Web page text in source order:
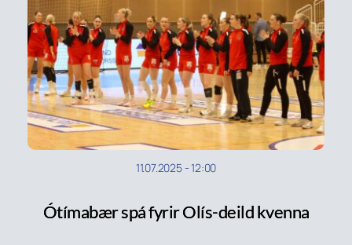
11.07.2025-12:00
Ótímabær spá fyrir Olís-deild kvenna